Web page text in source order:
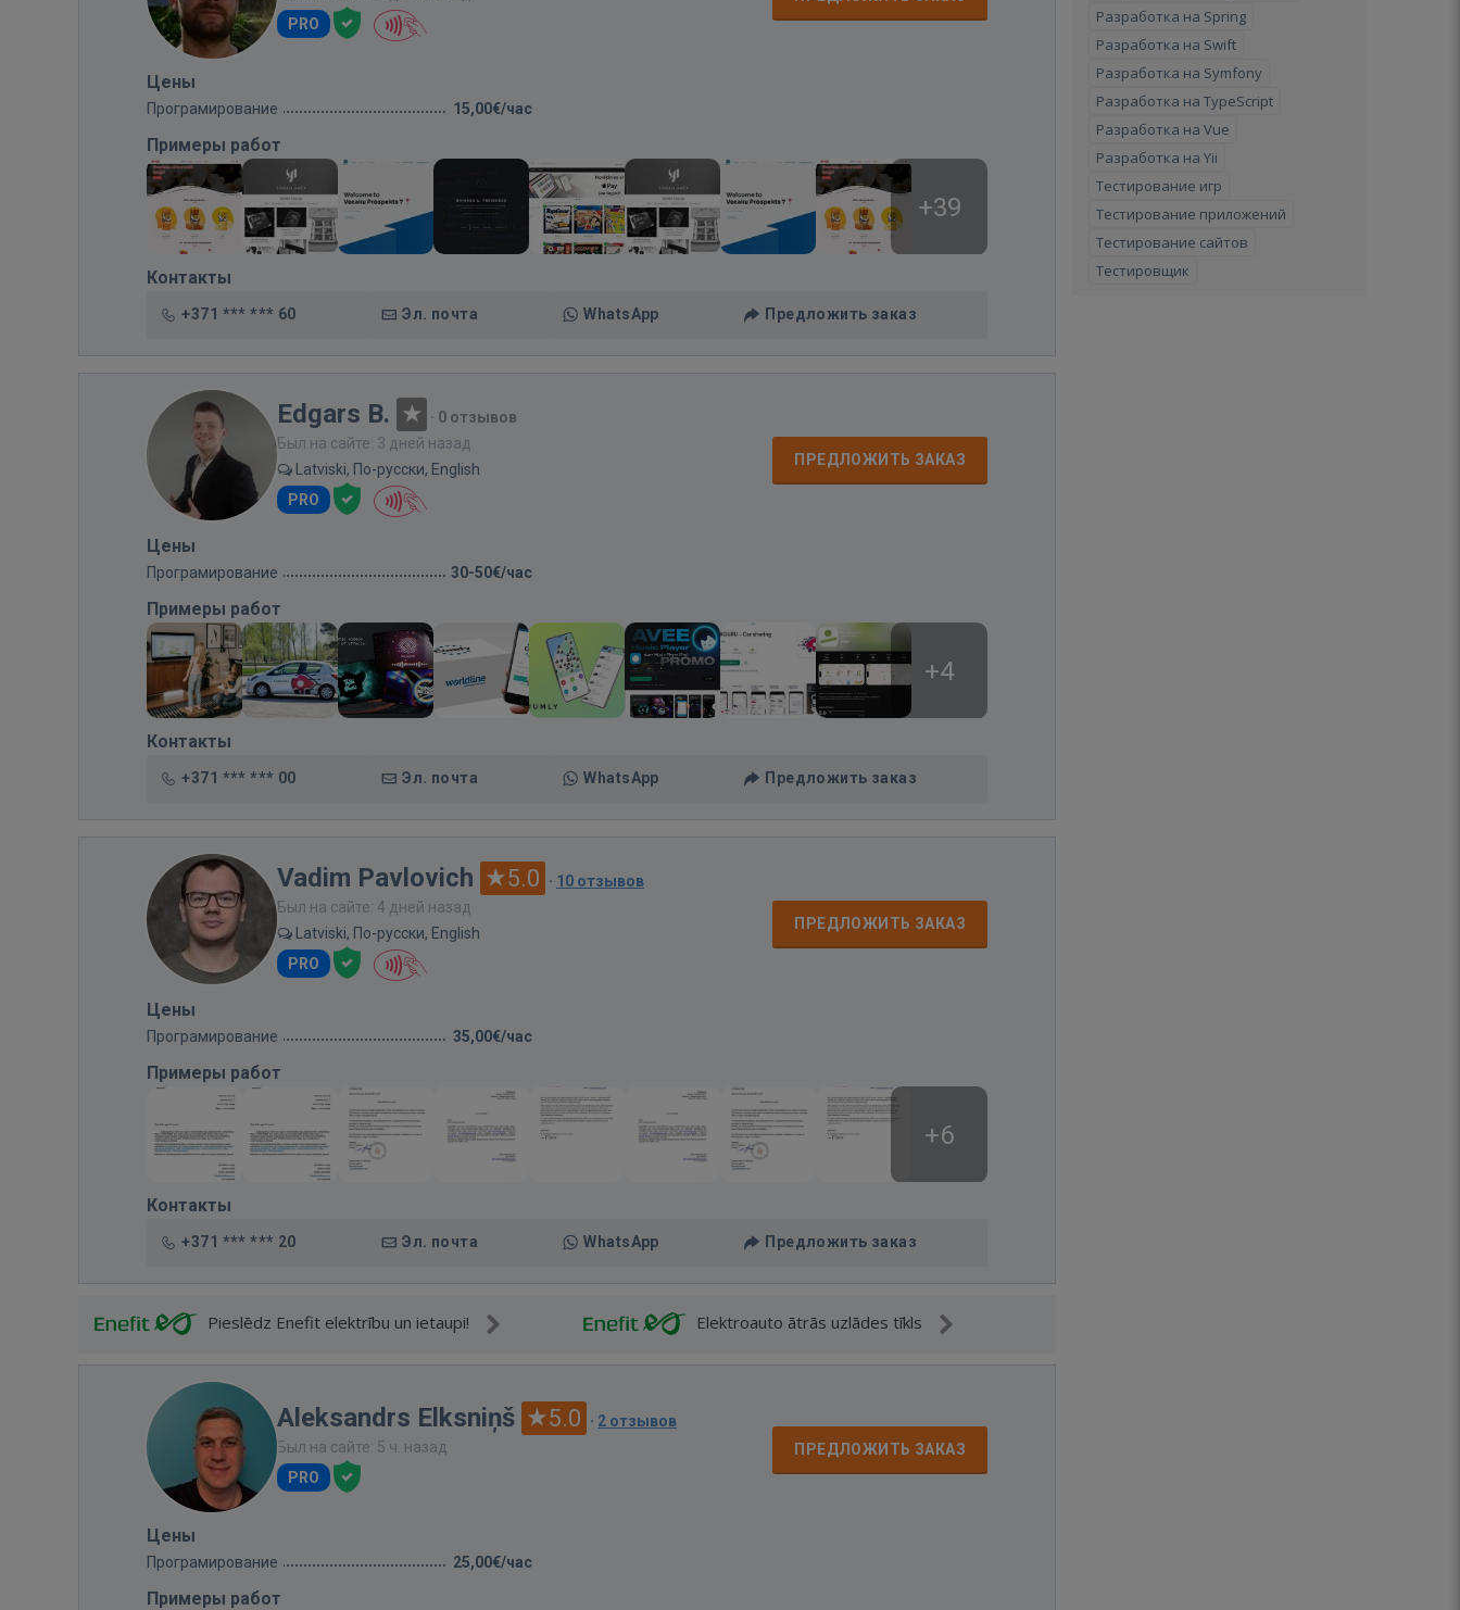
PRO
Цены
Програмирование 15,00€/час
Примеры работ
+39
Контакты
+371 *** *** 60 Эл. почта WhatsApp Предложить заказ
Edgars B. · 0 отзывов
Был на сайте: 3 дней назад
Latviski, По-русски, English
PRO
ПРЕДЛОЖИТЬ ЗАКАЗ
Цены
Програмирование 30-50€/час
Примеры работ
+4
Контакты
+371 *** *** 00 Эл. почта WhatsApp Предложить заказ
Vadim Pavlovich 5.0 · 10 отзывов
Был на сайте: 4 дней назад
Latviski, По-русски, English
PRO
ПРЕДЛОЖИТЬ ЗАКАЗ
Цены
Програмирование 35,00€/час
Примеры работ
+6
Контакты
+371 *** *** 20 Эл. почта WhatsApp Предложить заказ
Pieslēdz Enefit elektrību un ietaupi! Elektroauto ātrās uzlādes tīkls
Aleksandrs Elksniņš 5.0 · 2 отзывов
Был на сайте: 5 ч. назад
PRO
ПРЕДЛОЖИТЬ ЗАКАЗ
Цены
Програмирование 25,00€/час
Примеры работ
Разработка на Spring
Разработка на Swift
Разработка на Symfony
Разработка на TypeScript
Разработка на Vue
Разработка на Yii
Тестирование игр
Тестирование приложений
Тестирование сайтов
Тестировщик